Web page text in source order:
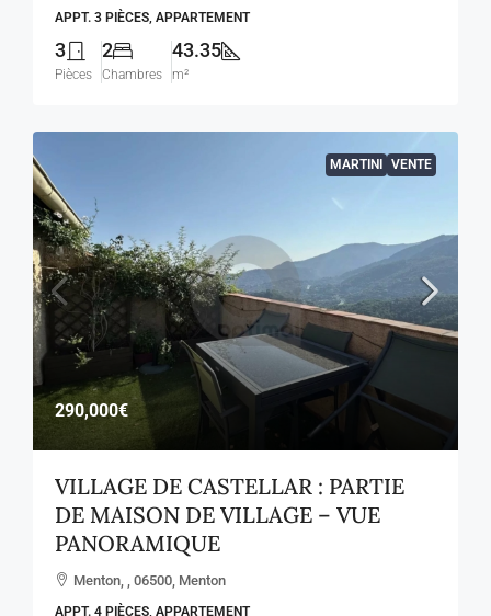
APPT. 3 PIÈCES, APPARTEMENT
3
Pièces
2
Chambres
43.35
m²
MARTINI VENTE
290,000€
VILLAGE DE CASTELLAR : PARTIE
DE MAISON DE VILLAGE – VUE
PANORAMIQUE
Menton, , 06500, Menton
APPT. 4 PIÈCES, APPARTEMENT